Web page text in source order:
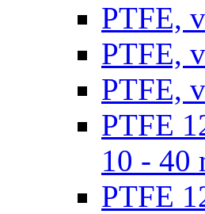
PTFE,
PTFE,
PTFE,
PTFE
10 - 40
PTFE